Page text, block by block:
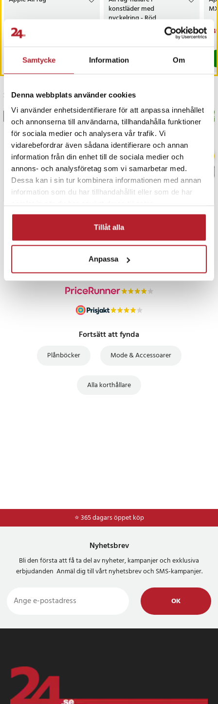
Samtycke Information Om
Denna webbplats använder cookies
Vi använder enhetsidentifierare för att anpassa innehållet
och annonserna till användarna, tillhandahålla funktioner
för sociala medier och analysera vår trafik. Vi
vidarebefordrar även sådana identifierare och annan
information från din enhet till de sociala medier och
annons- och analysföretag som vi samarbetar med.
Dessa kan i sin tur kombinera informationen med annan
information som du har tillhandahållit eller som de har
Tillåt alla
Anpassa
Nuvarande pris
319 kr
319 kr
I lager, levereras inom 1-2 vardagar
Köp
konstläder med
nyckelring - Röd
I lager, levereras inom 1-2 vardagar
Senast besökta
PRISGARANTI
Fortsätt att fynda
Plånböcker Mode & Accessoarer
Alla korthållare
⭐ 365 dagars öppet köp
⭐Frakt 49kr *
Nyhetsbrev
Bli den första att få ta del av nyheter, kampanjer och exklusiva
erbjudanden Anmäl dig till vårt nyhetsbrev och SMS-kampanjer.
OK